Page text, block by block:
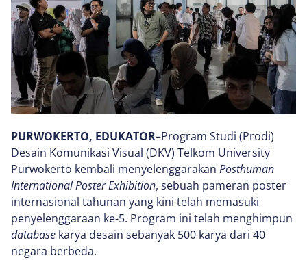
PURWOKERTO, EDUKATOR–Program Studi (Prodi)
Desain Komunikasi Visual (DKV) Telkom University
Purwokerto kembali menyelenggarakan Posthuman
International Poster Exhibition, sebuah pameran poster
internasional tahunan yang kini telah memasuki
penyelenggaraan ke-5. Program ini telah menghimpun
database karya desain sebanyak 500 karya dari 40
negara berbeda.